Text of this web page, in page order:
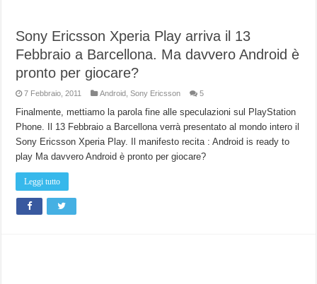
Sony Ericsson Xperia Play arriva il 13
Febbraio a Barcellona. Ma davvero Android è
pronto per giocare?
7 Febbraio, 2011 Android ,Sony Ericsson 5
Finalmente, mettiamo la parola fine alle speculazioni sul PlayStation
Phone. Il 13 Febbraio a Barcellona verrà presentato al mondo intero il
Sony Ericsson Xperia Play. Il manifesto recita : Android is ready to
play Ma davvero Android è pronto per giocare?
Leggi tutto